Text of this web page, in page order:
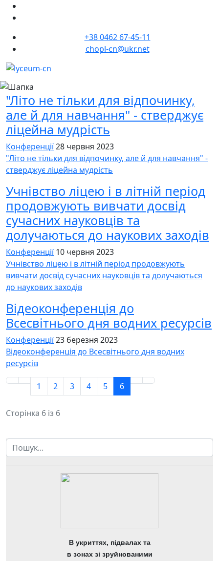
+38 0462 67-45-11
chopl-cn@ukr.net
"Літо не тільки для відпочинку,
але й для навчання" - стверджує
ліцейна мудрість
Конференції28 червня 2023
"Літо не тільки для відпочинку, але й для навчання" -
стверджує ліцейна мудрість
Учнівство ліцею і в літній період
продовжують вивчати досвід
сучасних науковців та
долучаються до наукових заходів
Конференції 10 червня 2023
Учнівство ліцею і в літній період продовжують
вивчати досвід сучасних науковців та долучаються
до наукових заходів
Відеоконференція до
Всесвітнього дня водних ресурсів
Конференції23 березня 2023
Відеоконференція до Всесвітнього дня водних
ресурсів
1 2 3 4 5 6
Сторінка 6 із 6
Пошук
В укриттях, підвалах та
в зонах зі зруйнованими